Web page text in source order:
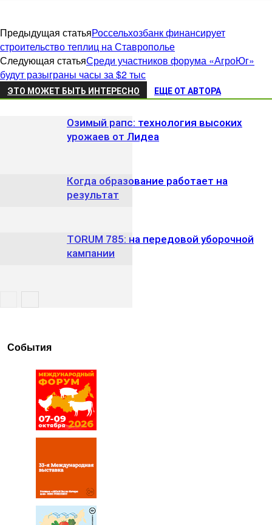
Предыдущая статьяРоссельхозбанк финансирует
строительство теплиц на Ставрополье
Следующая статьяСреди участников форума «АгроЮг»
будут разыграны часы за $2 тыс
ЭТО МОЖЕТ БЫТЬ ИНТЕРЕСНО ЕЩЕ ОТ АВТОРА
Озимый рапс: технология высоких
урожаев от Лидеа
Когда образование работает на
результат
TORUM 785: на передовой уборочной
кампании
События